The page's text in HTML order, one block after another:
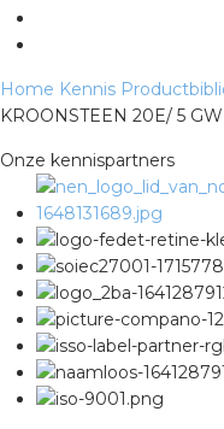
Home Kennis
KROONSTEEN 20E/ 5 GW
Onze kennispartners